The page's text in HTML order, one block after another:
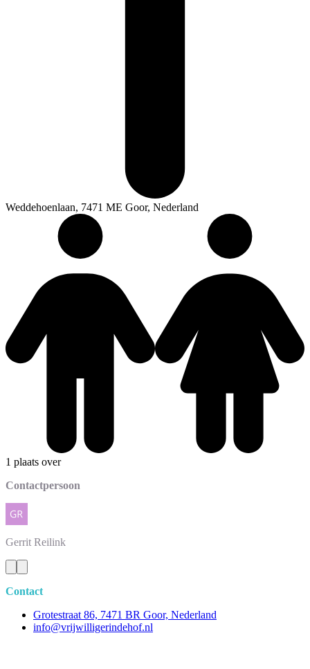
Weddehoenlaan, 7471 ME Goor, Nederland
1 plaats over
Contactpersoon
Gerrit Reilink
Contact
Grotestraat 86, 7471 BR Goor, Nederland
info@vrijwilligerindehof.nl